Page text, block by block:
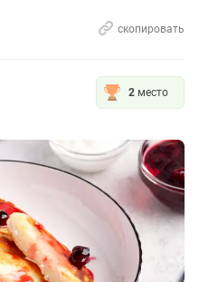
скопировать
2 место